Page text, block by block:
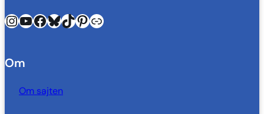
InstagramYouTube Facebook Bluesky TikTok Pinterest Länk
Om
Om sajten